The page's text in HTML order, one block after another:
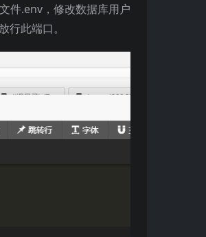
件.env，修改数据库用户
此端口。